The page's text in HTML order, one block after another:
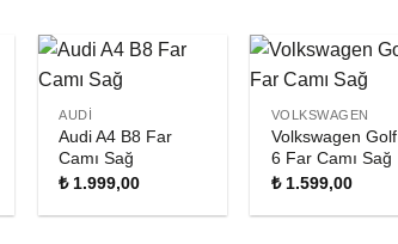
AUDI
Audi A4 B8 Far
Camı Sağ
₺1.999,00
VOLKSWAGEN
Volkswagen Golf
6 Far Camı Sağ
₺1.599,00